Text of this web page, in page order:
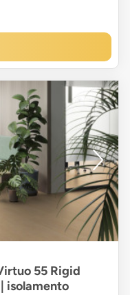
55 Rigid
isolamento